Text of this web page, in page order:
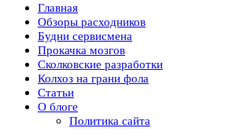
Главная
Обзоры расходников
Будни сервисмена
Прокачка мозгов
Сколковские разработки
Колхоз на грани фола
Статьи
О блоге
Политика сайта